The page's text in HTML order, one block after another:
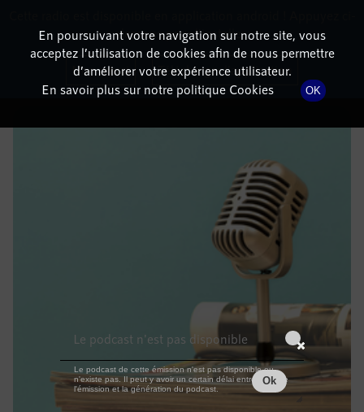
DÉTAILS DE L'ÉPISODE
28 octobre 2022à 10h59, durée : Invalid date
En poursuivant votre navigation sur notre site, vous
acceptez l’utilisation de cookies afin de nous permettre
d’améliorer votre expérience utilisateur.
En savoir plus sur notre politique Cookies
OK
dessous pour l'installer.
Non merci Télécharger l'application
Le podcast n'est pas disponible
Le podcast de cette émission n'est pas disponible ou
n'existe pas. Il peut y avoir un certain délai entre la fin de
l'émission et la génération du podcast.
Ok